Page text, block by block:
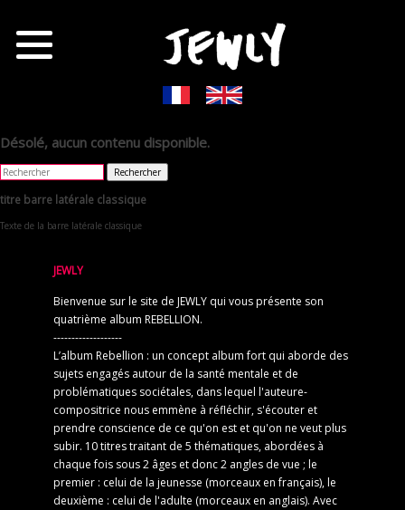
Désolé, aucun contenu disponible.
Rechercher
titre barre latérale classique
Texte de la barre latérale classique
JEWLY
Bienvenue sur le site de JEWLY qui vous présente son
quatrième album REBELLION.
-------------------
L’album Rebellion : un concept album fort qui aborde des
sujets engagés autour de la santé mentale et de
problématiques sociétales, dans lequel l'auteure-
compositrice nous emmène à réfléchir, s'écouter et
prendre conscience de ce qu'on est et qu'on ne veut plus
subir. 10 titres traitant de 5 thématiques, abordées à
chaque fois sous 2 âges et donc 2 angles de vue ; le
premier : celui de la jeunesse (morceaux en français), le
deuxième : celui de l'adulte (morceaux en anglais). Avec